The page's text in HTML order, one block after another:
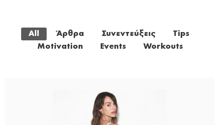
All Άρθρα Συνεντεύξεις
Tips
Motivation
Events Workouts